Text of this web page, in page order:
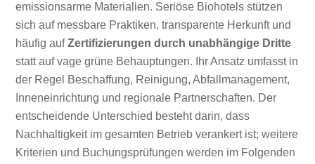
emissionsarme Materialien. Seriöse Biohotels stützen
sich auf messbare Praktiken, transparente Herkunft und
häufig aufZertifizierungen durch unabhängige Dritte
statt auf vage grüne Behauptungen. Ihr Ansatz umfasst in
der Regel Beschaffung, Reinigung, Abfallmanagement,
Inneneinrichtung und regionale Partnerschaften. Der
entscheidende Unterschied besteht darin, dass
Nachhaltigkeit im gesamten Betrieb verankert ist; weitere
Kriterien und Buchungsprüfungen werden im Folgenden